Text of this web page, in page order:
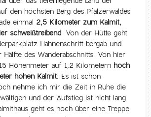
den höchsten Berg des Pfälzerwaldes
einmal 2,5 Kilometer zum Kalmit,
schweißtreibend. Von der Hütte geht
Hahnenschritt bergab und
des Wanderabschnitts. Von hier
Höhenmeter auf 1,2 Kilometern hoch
hohen Kalmit. Es ist schon
nehme ich mir die Zeit in Ruhe die
und der Aufstieg ist nicht lang.
geht es noch über eine Treppe